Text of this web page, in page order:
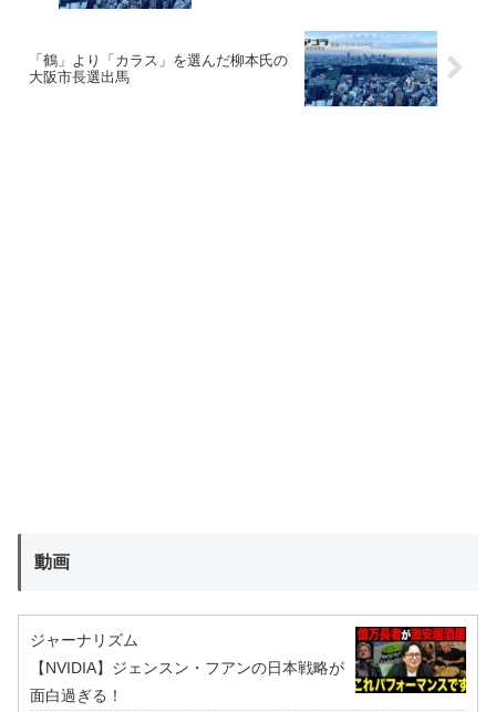
「鶴」より「カラス」を選んだ柳本氏の
大阪市長選出馬
動画
ジャーナリズム
【NVIDIA】ジェンスン・フアンの日本戦略が
面白過ぎる！